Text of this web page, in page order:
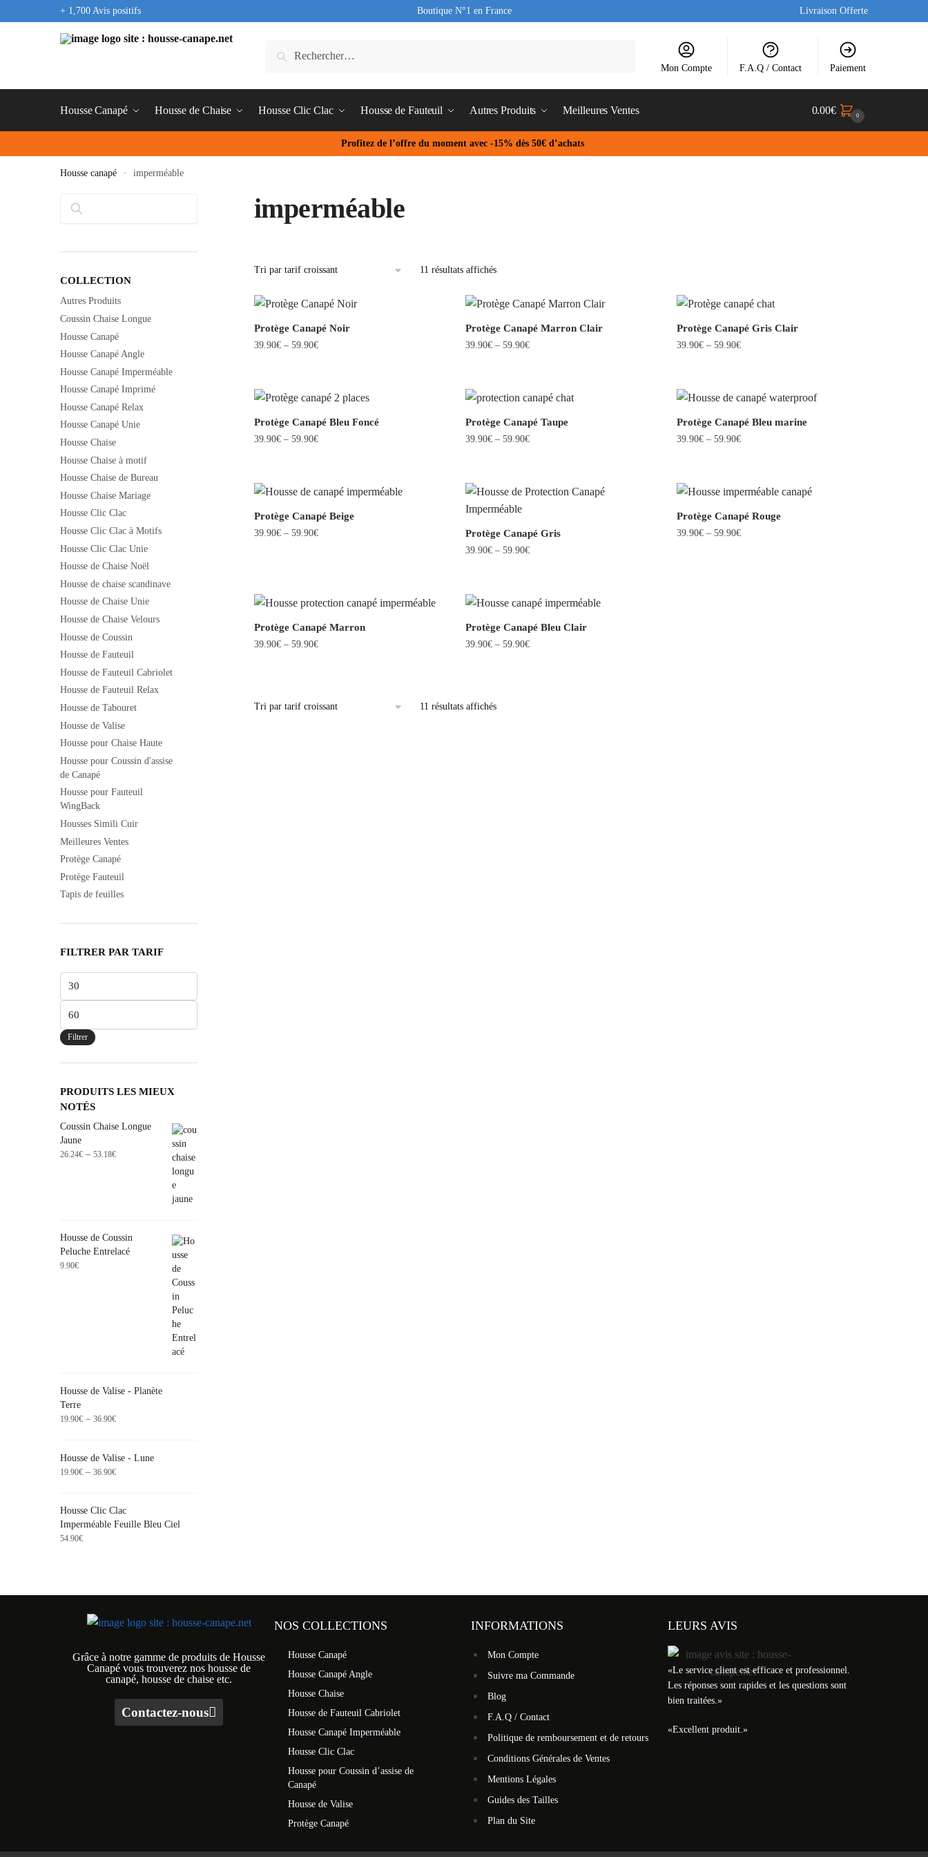
+ 1,700 Avis positifs Boutique N°1 en France Livraison Offerte
Mon Compte F.A.Q / Contact Paiement
Housse Canapé Housse de Chaise Housse Clic Clac Housse de Fauteuil Autres Produits Meilleures Ventes 0.00€ 0
Profitez de l’offre du moment avec -15% dès 50€ d’achats
Housse canapé » imperméable
imperméable
11 résultats affichés
Protège Canapé Noir
39.90€– 59.90€
Protège Canapé Marron Clair
39.90€– 59.90€
Protège Canapé Gris Clair
39.90€ –59.90€
Protège Canapé Bleu Foncé
39.90€– 59.90€
Protège Canapé Taupe
39.90€– 59.90€
Protège Canapé Bleu marine
39.90€ –59.90€
Protège Canapé Beige
39.90€– 59.90€ Protège Canapé Gris
39.90€– 59.90€
Protège Canapé Rouge
39.90€ –59.90€
Protège Canapé Marron
39.90€– 59.90€
Protège Canapé Bleu Clair
39.90€– 59.90€
11 résultats affichés
COLLECTION
Autres Produits
Coussin Chaise Longue
Housse Canapé
Housse Canapé Angle
Housse Canapé Imperméable
Housse Canapé Imprimé
Housse Canapé Relax
Housse Canapé Unie
Housse Chaise
Housse Chaise à motif
Housse Chaise de Bureau
Housse Chaise Mariage
Housse Clic Clac
Housse Clic Clac à Motifs
Housse Clic Clac Unie
Housse de Chaise Noël
Housse de chaise scandinave
Housse de Chaise Unie
Housse de Chaise Velours
Housse de Coussin
Housse de Fauteuil
Housse de Fauteuil Cabriolet
Housse de Fauteuil Relax
Housse de Tabouret
Housse de Valise
Housse pour Chaise Haute
Housse pour Coussin d'assise
de Canapé
Housse pour Fauteuil
WingBack
Housses Simili Cuir
Meilleures Ventes
Protège Canapé
Protège Fauteuil
Tapis de feuilles
FILTRER PAR TARIF
Filtrer
PRODUITS LES MIEUX
NOTÉS
Coussin Chaise Longue
Jaune
26.24€ – 53.18€
Housse de Coussin
Peluche Entrelacé
9.90€
Housse de Valise - Planète
Terre
19.90€ – 36.90€
Housse de Valise - Lune
19.90€ – 36.90€
Housse Clic Clac
Imperméable Feuille Bleu Ciel
54.90€
Grâce à notre gamme de produits de Housse
Canapé vous trouverez nos housse de
canapé, housse de chaise etc.
Contactez-nous
NOS COLLECTIONS
Housse Canapé
Housse Canapé Angle
Housse Chaise
Housse de Fauteuil Cabriolet
Housse Canapé Imperméable
Housse Clic Clac
Housse pour Coussin d’assise de
Canapé
Housse de Valise
Protège Canapé
INFORMATIONS
Mon Compte
Suivre ma Commande
Blog
F.A.Q / Contact
Politique de remboursement et de retours
Conditions Générales de Ventes
Mentions Légales
Guides des Tailles
Plan du Site
LEURS AVIS
«Le service client est efficace et professionnel.
Les réponses sont rapides et les questions sont
bien traitées. »
«Excellent produit. »